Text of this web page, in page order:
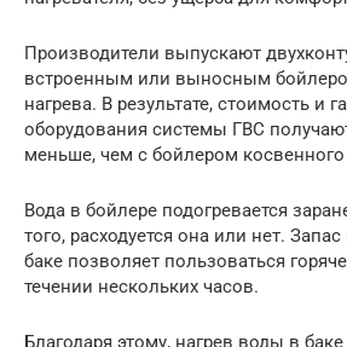
Производители выпускают
встроенным или выносным
нагрева. В результате, стоимость и
оборудования системы ГВС
меньше, чем с бойлером косвенного
Вода в бойлере подогревается
того, расходуется она или нет.
баке позволяет пользоваться
течении нескольких часов.
Благодаря этому, нагрев воды в